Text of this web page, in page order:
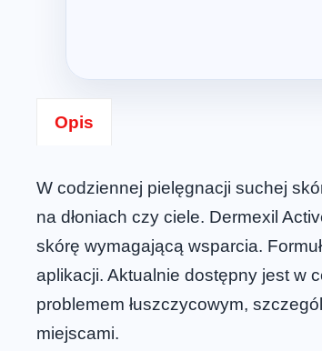
Opis
W codziennej pielęgnacji suchej
na dłoniach czy ciele. Dermexil
skórę wymagającą wsparcia.
aplikacji. Aktualnie dostępny jest w
problemem łuszczycowym,
miejscami.